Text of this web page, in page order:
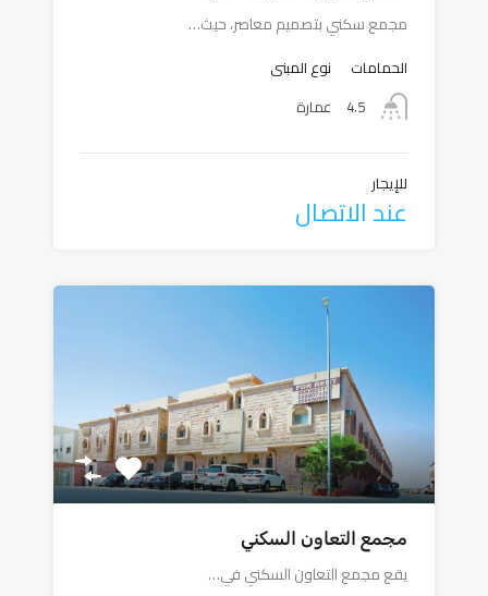
مجمع سكني بتصميم معاصر، حيث…
الحمامات
4.5
نوع المبنى
عمارة
للإيجار
عند الاتصال
مجمع التعاون السكني
يقع مجمع التعاون السكني في…